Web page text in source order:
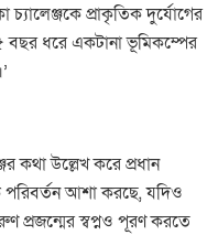
প্রাকৃতিক দুর্যোগের
বছর ধরে একটানা ভূমিকম্পের
কথা উল্লেখ করে প্রধান
পরিবর্তন আশা করছে, যদিও
প্রজন্মের স্বপ্নও পূরণ করতে